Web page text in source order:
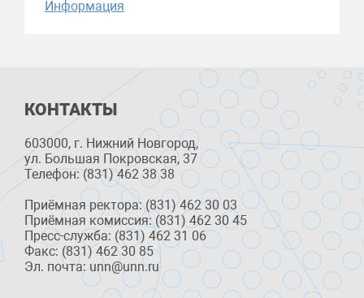
Информация
КОНТАКТЫ
603000, г. Нижний Новгород,
ул. Большая Покровская, 37
Телефон: (831) 462 38 38
Приёмная ректора: (831) 462 30 03
Приёмная комиссия: (831) 462 30 45
Пресс-служба: (831) 462 31 06
Факс: (831) 462 30 85
Эл. почта: unn@unn.ru